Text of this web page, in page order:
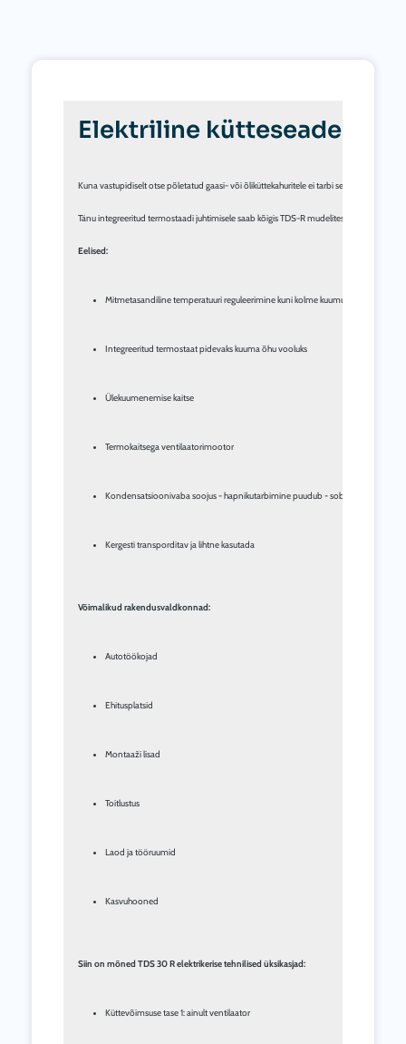
Elektriline kütteseade TDS
Kuna vastupidiselt otse põletatud gaasi- või õliküttekahuritele ei tarbi seadmed
Tänu integreeritud termostaadi juhtimisele saab kõigis TDS-R mudelites tekkinud
Eelised:
Mitmetasandiline temperatuuri reguleerimine kuni kolme kuumutusastmega
Integreeritud termostaat pidevaks kuuma õhu vooluks
Ülekuumenemise kaitse
Termokaitsega ventilaatorimootor
Kondensatsioonivaba soojus - hapnikutarbimine puudub - sobib seega
Kergesti transporditav ja lihtne kasutada
Võimalikud rakendusvaldkonnad:
Autotöökojad
Ehitusplatsid
Montaaži lisad
Toitlustus
Laod ja tööruumid
Kasvuhooned
Siin on mõned TDS 30 R elektrikerise tehnilised üksikasjad:
Küttevõimsuse tase 1: ainult ventilaator